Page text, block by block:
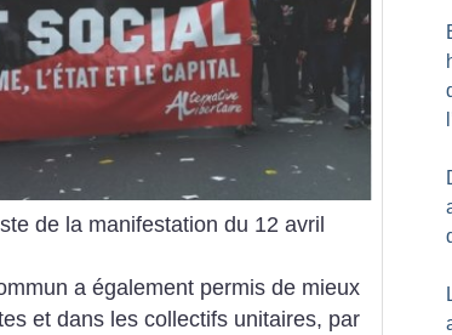
de la manifestation du 12 avril
a également permis de mieux
et dans les collectifs unitaires, par